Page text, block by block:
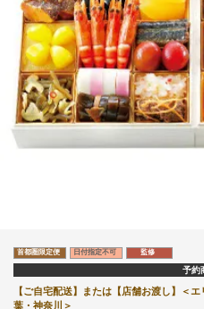
首都圏限定便 日付指定不可 監修
予約
【ご自宅配送】または【店舗お渡し】＜
葉・神奈川＞